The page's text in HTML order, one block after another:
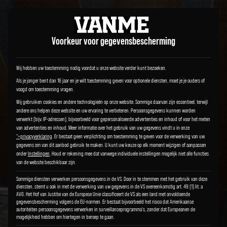
Voorkeur voor gegevensbescherming
Wij hebben uw toestemming nodig voordat u onze website verder kunt bezoeken.
Als je jonger bent dan 16 jaar en je wilt toestemming geven voor optionele diensten, moet je je ouders of
voogd om toestemming vragen.
Wij gebruiken cookies en andere technologieën op onze website. Sommige daarvan zijn essentieel, terwijl
andere ons helpen deze website en uw ervaring te verbeteren.Persoonsgegevens kunnen worden
verwerkt (bijv. IP-adressen), bijvoorbeeld voor gepersonaliseerde advertenties en inhoud of voor het meten
van advertenties en inhoud.Meer informatie over het gebruik van uw gegevens vindt u in onze
">privacyverklaring.Er bestaat geen verplichting om toestemming te geven voor de verwerking van uw
gegevens om van dit aanbod gebruik te maken.U kunt uw keuze op elk moment wijzigen of aanpassen
onderInstellingen.Houd er rekening mee dat vanwege individuele instellingen mogelijk niet alle functies
van de website beschikbaar zijn.
Sommige diensten verwerken persoonsgegevens in de VS. Door in te stemmen met het gebruik van deze
diensten, stemt u ook in met de verwerking van uw gegevens in de VS overeenkomstig art. 49 (1) lit. a
AVG. Het Hof van Justitie van de Europese Unie classificeert de VS als een land met onvoldoende
gegevensbescherming volgens de EU-normen. Er bestaat bijvoorbeeld het risico dat Amerikaanse
autoriteiten persoonsgegevens verwerken in surveillanceprogramma's, zonder dat Europeanen de
mogelijkheid hebben om hiertegen in beroep te gaan.